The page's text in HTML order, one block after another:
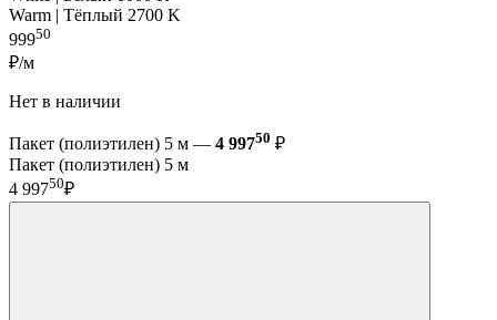
Warm | Тёплый 2700 K
99950
₽/м
Нет в наличии
Пакет (полиэтилен) 5 м — 4 99750 ₽
Пакет (полиэтилен) 5 м
4 99750₽